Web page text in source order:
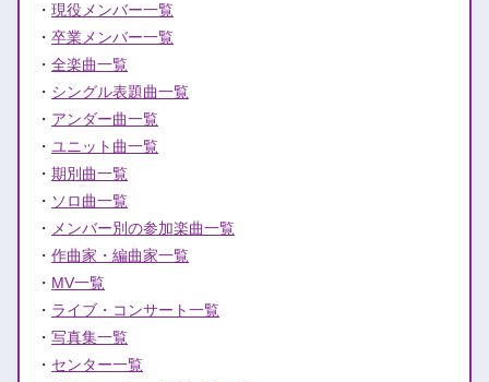
・現役メンバー一覧
・卒業メンバー一覧
・全楽曲一覧
・ シングル表題曲一覧
・ アンダー曲一覧
・ ユニット曲一覧
・期別曲一覧
・ ソロ曲一覧
・ メンバー別の参加楽曲一覧
・作曲家・編曲家一覧
・ MV一覧
・ ライブ・コンサート一覧
・写真集一覧
・ センター一覧